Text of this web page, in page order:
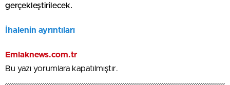
gerçekleştirilecek.
İhalenin ayrıntıları
Emlaknews.com.tr
Bu yazı yorumlara kapatılmıştır.